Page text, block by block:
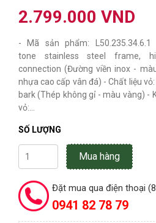
2.799.000 VND
- Mã sản phẩm:
tone stainless steel frame,
connection (Đường viền inox -
nhựa cao cấp vân đá) - Chất liệu
bark (Thép không gỉ - màu vàng) -
vỏ:...
SỐ LƯỢNG
Mua hàng
Đặt mua qua điện thoại
0941 82 78 79